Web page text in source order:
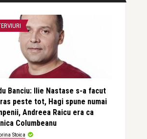
Banciu: Ilie Nastase s-a facut
peste tot, Hagi spune numai
Andreea Raicu era ca
Columbeanu
Stoica